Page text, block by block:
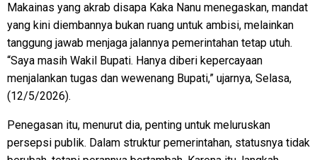
Makainas yang akrab disapa Kaka Nanu menegaskan, mandat
yang kini diembannya bukan ruang untuk ambisi, melainkan
tanggung jawab menjaga jalannya pemerintahan tetap utuh.
“Saya masih Wakil Bupati. Hanya diberi kepercayaan
menjalankan tugas dan wewenang Bupati,” ujarnya, Selasa,
(12/5/2026).
Penegasan itu, menurut dia, penting untuk meluruskan
persepsi publik. Dalam struktur pemerintahan, statusnya tidak